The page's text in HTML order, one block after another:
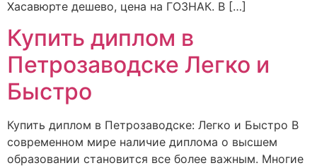
Хасавюрте дешево, цена на ГОЗНАК. В […]
Купить диплом в
Петрозаводске Легко и
Быстро
Купить диплом в Петрозаводске: Легко и Быстро В
современном мире наличие диплома о высшем
образовании становится все более важным. Многие